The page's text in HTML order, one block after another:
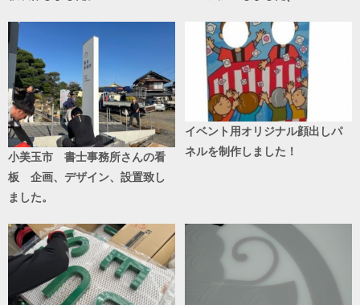
小美玉市 書士事務所さんの看
板 企画、デザイン、設置致し
ました。
イベント用オリジナル顔出しパ
ネルを制作しました！